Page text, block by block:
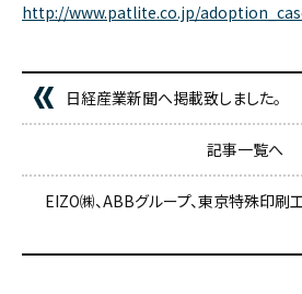
http://www.patlite.co.jp/
日経産業新聞へ掲載致しました。
記事一覧へ
EIZO㈱、ABBグループ、東京特殊印刷